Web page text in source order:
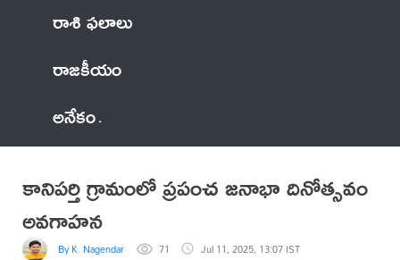
రాశి ఫలాలు
రాజకీయం
అనేకం
కానిపర్తి గ్రామంలో ప్రపంచ జనాభా దినోత్సవం
అవగాహన
By K. Nagendar 71 Jul 11, 2025, 13:07 IST